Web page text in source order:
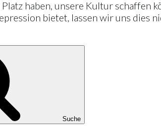
haben, unsere Kultur schaffen
bietet, lassen wir uns dies
Suche